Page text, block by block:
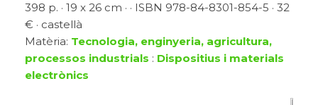
398 p. · 19 x 26 cm · · ISBN 978-84-8301-854-5 · 32
€ · castellà
Matèria: Tecnologia, enginyeria, agricultura,
processos industrials : Dispositius i materials
electrònics